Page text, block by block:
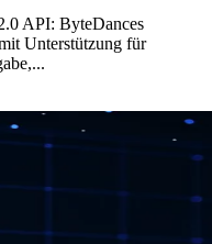
API: ByteDances
Unterstützung für